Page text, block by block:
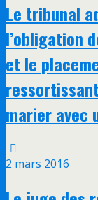
Le tribunal
l’obligation
et le
marier avec
2 mars 2016